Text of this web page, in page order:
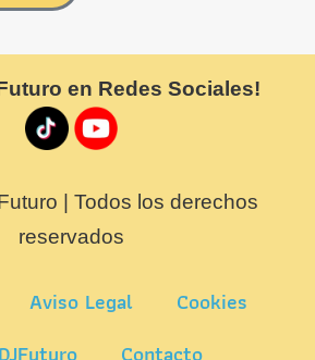
en Redes Sociales!
| Todos los derechos
reservados
Aviso Legal
Cookies